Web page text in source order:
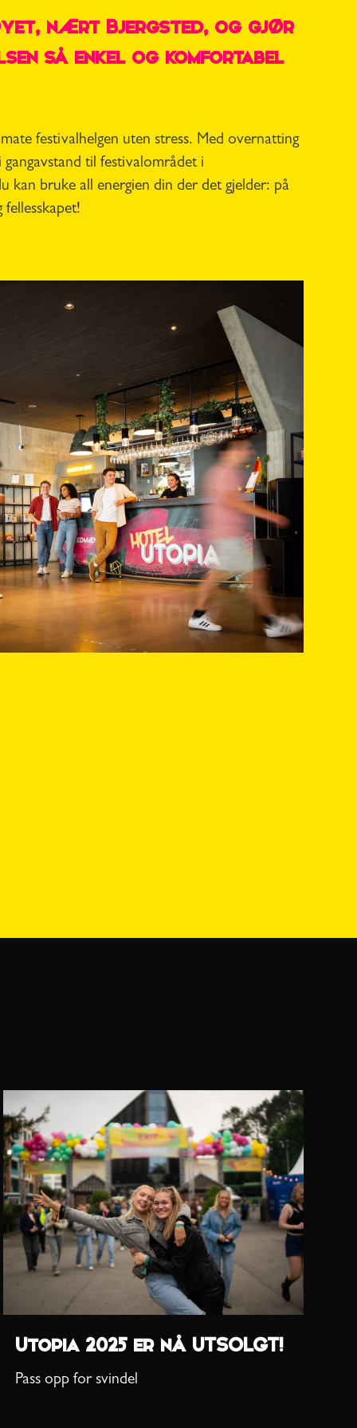
nært Bjergsted, og gjør
så enkel og komfortabel
festivalhelgen uten stress. Med overnatting
til festivalområdet i
kan bruke all energien din der det gjelder: på
fellesskapet!
Utopia 2025 er nå UTSOLGT!
Pass opp for svindel